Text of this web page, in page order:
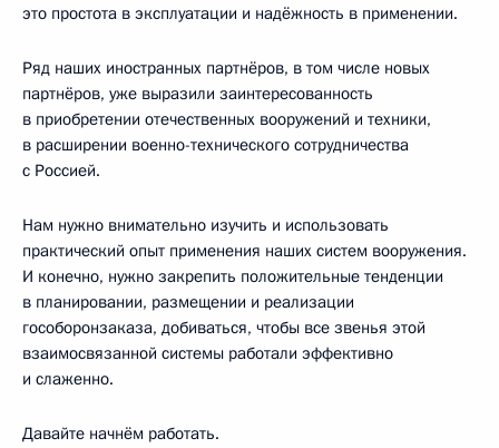
это простота в эксплуатации и надёжность в применении.
Ряд наших иностранных партнёров, в том числе новых
партнёров, уже выразили заинтересованность
в приобретении отечественных вооружений и техники,
в расширении военно-технического сотрудничества
с Россией.
Нам нужно внимательно изучить и использовать
практический опыт применения наших систем вооружения.
И конечно, нужно закрепить положительные тенденции
в планировании, размещении и реализации
гособоронзаказа, добиваться, чтобы все звенья этой
взаимосвязанной системы работали эффективно
и слаженно.
Давайте начнём работать.